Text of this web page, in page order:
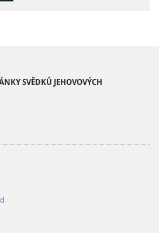
SVĚDKŮ JEHOVOVÝCH